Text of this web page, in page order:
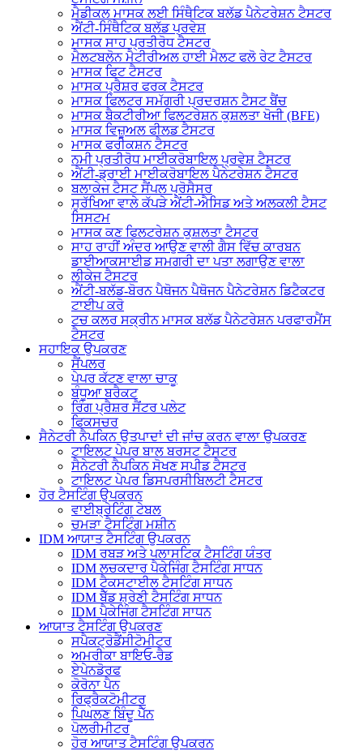
ਮੈਡੀਕਲ ਮਾਸਕ ਲਈ ਸਿੰਥੈਟਿਕ ਬਲੱਡ ਪੈਨੇਟਰੇਸ਼ਨ ਟੈਸਟਰ
ਐਂਟੀ-ਸਿੰਥੈਟਿਕ ਬਲੱਡ ਪ੍ਰਵੇਸ਼
ਮਾਸਕ ਸਾਹ ਪ੍ਰਤੀਰੋਧ ਟੈਸਟਰ
ਮੈਲਟਬਲੋਨ ਮੈਟੀਰੀਅਲ ਹਾਈ ਮੈਲਟ ਫਲੋ ਰੇਟ ਟੈਸਟਰ
ਮਾਸਕ ਫਿਟ ਟੈਸਟਰ
ਮਾਸਕ ਪ੍ਰੈਸ਼ਰ ਫਰਕ ਟੈਸਟਰ
ਮਾਸਕ ਫਿਲਟਰ ਸਮੱਗਰੀ ਪ੍ਰਦਰਸ਼ਨ ਟੈਸਟ ਬੈਂਚ
ਮਾਸਕ ਬੈਕਟੀਰੀਆ ਫਿਲਟਰੇਸ਼ਨ ਕੁਸ਼ਲਤਾ ਖੋਜੀ (BFE)
ਮਾਸਕ ਵਿਜ਼ੂਅਲ ਫੀਲਡ ਟੈਸਟਰ
ਮਾਸਕ ਫਰੀਕਸ਼ਨ ਟੈਸਟਰ
ਨਮੀ ਪ੍ਰਤੀਰੋਧ ਮਾਈਕਰੋਬਾਇਲ ਪ੍ਰਵੇਸ਼ ਟੈਸਟਰ
ਐਂਟੀ-ਡ੍ਰਾਈ ਮਾਈਕਰੋਬਾਇਲ ਪੈਨੇਟਰੇਸ਼ਨ ਟੈਸਟਰ
ਬਲਾਕੇਜ ਟੈਸਟ ਸੈਂਪਲ ਪ੍ਰੋਸੈਸਰ
ਸੁਰੱਖਿਆ ਵਾਲੇ ਕੱਪੜੇ ਐਂਟੀ-ਐਸਿਡ ਅਤੇ ਅਲਕਲੀ ਟੈਸਟ
ਸਿਸਟਮ
ਮਾਸਕ ਕਣ ਫਿਲਟਰੇਸ਼ਨ ਕੁਸ਼ਲਤਾ ਟੈਸਟਰ
ਸਾਹ ਰਾਹੀਂ ਅੰਦਰ ਆਉਣ ਵਾਲੀ ਗੈਸ ਵਿੱਚ ਕਾਰਬਨ
ਡਾਈਆਕਸਾਈਡ ਸਮਗਰੀ ਦਾ ਪਤਾ ਲਗਾਉਣ ਵਾਲਾ
ਲੀਕੇਜ ਟੈਸਟਰ
ਐਂਟੀ-ਬਲੱਡ-ਬੋਰਨ ਪੈਥੋਜਨ ਪੈਥੋਜਨ ਪੈਨੇਟਰੇਸ਼ਨ ਡਿਟੈਕਟਰ
ਟਾਈਪ ਕਰੋ
ਟਚ ਕਲਰ ਸਕ੍ਰੀਨ ਮਾਸਕ ਬਲੱਡ ਪੈਨੇਟਰੇਸ਼ਨ ਪਰਫਾਰਮੈਂਸ
ਟੈਸਟਰ
ਸਹਾਇਕ ਉਪਕਰਣ
ਸੈਂਪਲਰ
ਪੇਪਰ ਕੱਟਣ ਵਾਲਾ ਚਾਕੂ
ਬੰਧੂਆ ਬਰੈਕਟ
ਰਿੰਗ ਪ੍ਰੈਸ਼ਰ ਸੈਂਟਰ ਪਲੇਟ
ਫਿਕਸਚਰ
ਸੈਨੇਟਰੀ ਨੈਪਕਿਨ ਉਤਪਾਦਾਂ ਦੀ ਜਾਂਚ ਕਰਨ ਵਾਲਾ ਉਪਕਰਣ
ਟਾਇਲਟ ਪੇਪਰ ਬਾਲ ਬਰਸਟ ਟੈਸਟਰ
ਸੈਨੇਟਰੀ ਨੈਪਕਿਨ ਸੋਖਣ ਸਪੀਡ ਟੈਸਟਰ
ਟਾਇਲਟ ਪੇਪਰ ਡਿਸਪਰਸੀਬਿਲਟੀ ਟੈਸਟਰ
ਹੋਰ ਟੈਸਟਿੰਗ ਉਪਕਰਨ
ਵਾਈਬ੍ਰੇਟਿੰਗ ਟੇਬਲ
ਚਮੜਾ ਟੈਸਟਿੰਗ ਮਸ਼ੀਨ
IDM ਆਯਾਤ ਟੈਸਟਿੰਗ ਉਪਕਰਨ
IDM ਰਬੜ ਅਤੇ ਪਲਾਸਟਿਕ ਟੈਸਟਿੰਗ ਯੰਤਰ
IDM ਲਚਕਦਾਰ ਪੈਕੇਜਿੰਗ ਟੈਸਟਿੰਗ ਸਾਧਨ
IDM ਟੈਕਸਟਾਈਲ ਟੈਸਟਿੰਗ ਸਾਧਨ
IDM ਬੈੱਡ ਸ਼੍ਰੇਣੀ ਟੈਸਟਿੰਗ ਸਾਧਨ
IDM ਪੈਕੇਜਿੰਗ ਟੈਸਟਿੰਗ ਸਾਧਨ
ਆਯਾਤ ਟੈਸਟਿੰਗ ਉਪਕਰਣ
ਸਪੈਕਟ੍ਰੋਡੈਂਸੀਟੋਮੀਟਰ
ਅਮਰੀਕਾ ਬਾਇਓ-ਰੈਡ
ਏਪੇਨਡੋਰਫ
ਕੋਰੋਨਾ ਪੈਨ
ਰਿਫ੍ਰੈਕਟੋਮੀਟਰ
ਪਿਘਲਣ ਬਿੰਦੂ ਪੈੱਨ
ਪੋਲਰੀਮੀਟਰ
ਹੋਰ ਆਯਾਤ ਟੈਸਟਿੰਗ ਉਪਕਰਨ